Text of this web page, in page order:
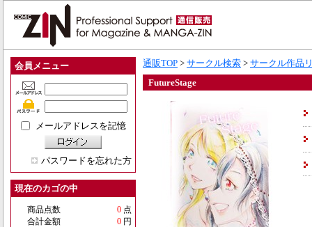
会員メニュー
メールアドレスを記憶
パスワードを忘れた方
現在のカゴの中
商品点数 0 点
合計金額
0 円
通販TOP > サークル検索 > サークル作品
FutureStage